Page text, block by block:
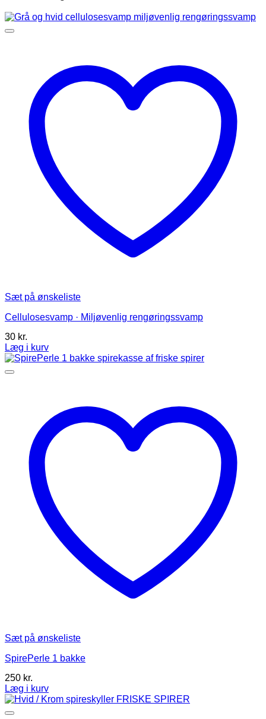
Sæt på ønskeliste
Cellulosesvamp · Miljøvenlig rengøringssvamp
30 kr.
Læg i kurv
Dette
vare
Mulighederne
varesiden
Sæt på ønskeliste
SpirePerle 1 bakke
250 kr.
Læg i kurv